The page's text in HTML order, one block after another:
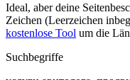
Ideal, aber deine
Zeichen (Leerzeichen
kostenlose Tool um die
Suchbegriffe